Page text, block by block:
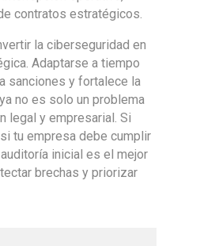
contratos estratégicos.
la ciberseguridad en
Adaptarse a tiempo
sanciones y fortalece la
no es solo un problema
legal y empresarial. Si
tu empresa debe cumplir
inicial es el mejor
brechas y priorizar